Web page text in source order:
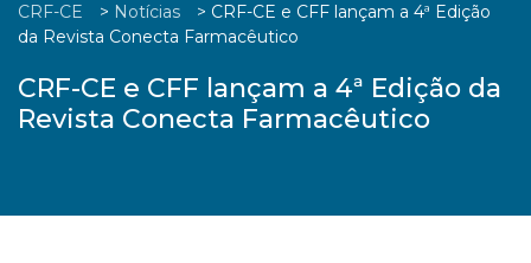
CRF-CE > Notícias > CRF-CE e CFF lançam a 4ª Edição
da Revista Conecta Farmacêutico
CRF-CE e CFF lançam a 4ª Edição da
Revista Conecta Farmacêutico